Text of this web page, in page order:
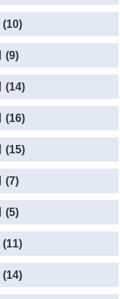
(10)
(9)
(14)
(16)
(15)
(7)
(5)
(11)
(14)